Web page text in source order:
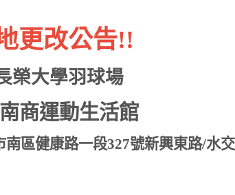
更改公告!!
榮大學羽球場
商運動生活館
南區健康路一段327號新興東路/水